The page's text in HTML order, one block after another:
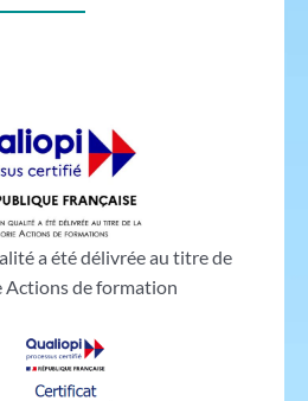
a été délivrée au titre de
Actions de formation